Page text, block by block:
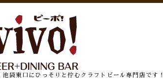
袋東口にひっそりと佇むクラフトビール専門店です！